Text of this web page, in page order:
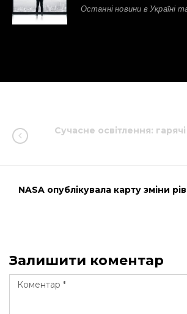
Останні новини в Україні
Сучасне освітлення:
NASA опублікувала карту зміни
Залишити коментар